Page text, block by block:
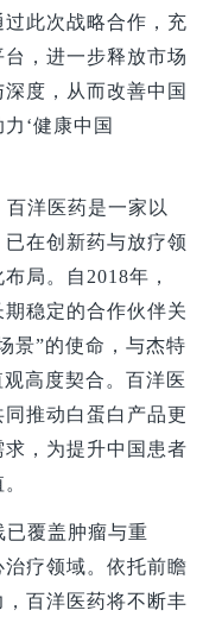
此次战略合作，充
，进一步释放市场
度，从而改善中国
‘健康中国
洋医药是一家以
在创新药与放疗领
局。自2018年，
稳定的合作伙伴关
景”的使命，与杰特
高度契合。百洋医
推动白蛋白产品更
，为提升中国患者
已覆盖肿瘤与重
疗领域。依托前瞻
百洋医药将不断丰